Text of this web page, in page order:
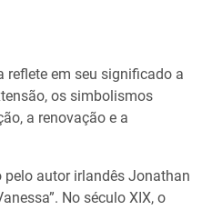
reflete em seu significado a
os simbolismos
a renovação e a
autor irlandês Jonathan
No século XIX, o